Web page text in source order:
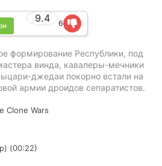
9.4 6
формирование Республики, под
винда, кавалеры-мечники
джедаи покорно встали на
армии дроидов сепаратистов.
Clone Wars
(00:22)